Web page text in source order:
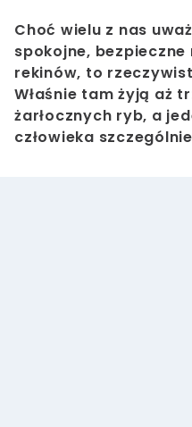
Choć wielu z nas
spokojne,
rekinów, to
Właśnie tam żyją aż
żarłocznych ryb, a
człowieka